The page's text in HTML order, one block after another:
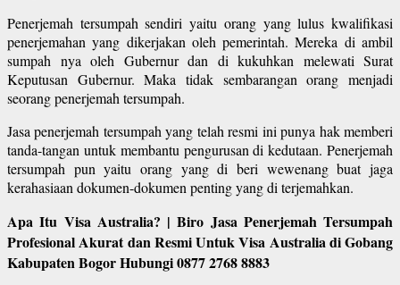
Penerjemah tersumpah sendiri yaitu orang yang lulus kwalifikasi
penerjemahan yang dikerjakan oleh pemerintah. Mereka di ambil
sumpah nya oleh Gubernur dan di kukuhkan melewati Surat
Keputusan Gubernur. Maka tidak sembarangan orang menjadi
seorang penerjemah tersumpah.
Jasa penerjemah tersumpah yang telah resmi ini punya hak memberi
tanda-tangan untuk membantu pengurusan di kedutaan. Penerjemah
tersumpah pun yaitu orang yang di beri wewenang buat jaga
kerahasiaan dokumen-dokumen penting yang di terjemahkan.
Apa Itu Visa Australia? | Biro Jasa Penerjemah Tersumpah
Profesional Akurat dan Resmi Untuk Visa Australia di Gobang
Kabupaten Bogor Hubungi 0877 2768 8883